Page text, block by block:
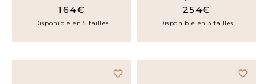
paëlla
164€
Disponible en 5 tailles
254€
Disponible en 3 tailles
favorite_border favorite_border